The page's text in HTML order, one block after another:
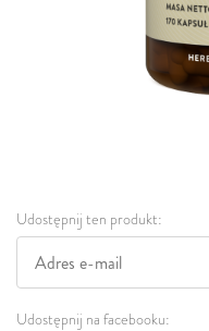
Udostępnij ten produkt:
Udostępnij na facebooku: